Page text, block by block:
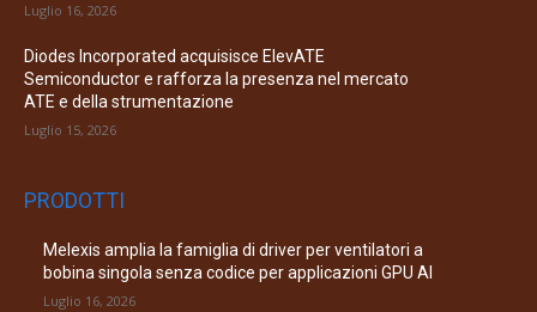
Luglio 16, 2026
Diodes Incorporated acquisisce ElevATE
Semiconductor e rafforza la presenza nel mercato
ATE e della strumentazione
Luglio 15, 2026
PRODOTTI
Melexis amplia la famiglia di driver per ventilatori a
bobina singola senza codice per applicazioni GPU AI
Luglio 16, 2026